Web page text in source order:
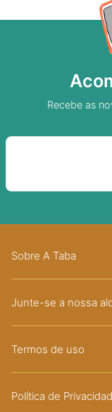
Recebe as
Sobre A Taba
Junte-se a nossa
Termos de uso
Política de